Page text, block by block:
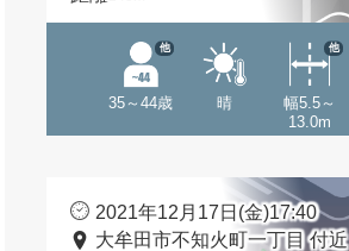
35～44歳
他
晴
幅5.5～
13.0m
他
2021年12月17日(金)17:40
大牟田市不知火町一丁目 付近